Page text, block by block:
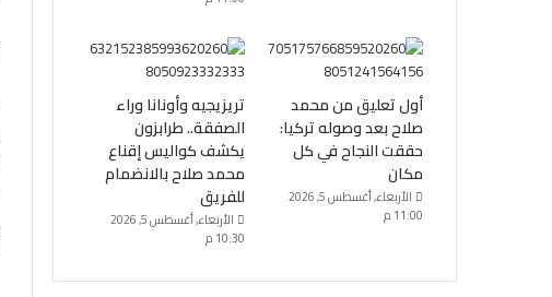
أول تعليق من محمد
صلاح بعد وصوله تركيا:
حققت النجاح في كل
مكان
الأربعاء, أغسطس 5, 2026
11:00 م
تريزيجيه وأونانا وراء
الصفقة.. طرابزون
يكشف كواليس إقناع
محمد صلاح بالانضمام
للفريق
الأربعاء, أغسطس 5, 2026
10:30 م